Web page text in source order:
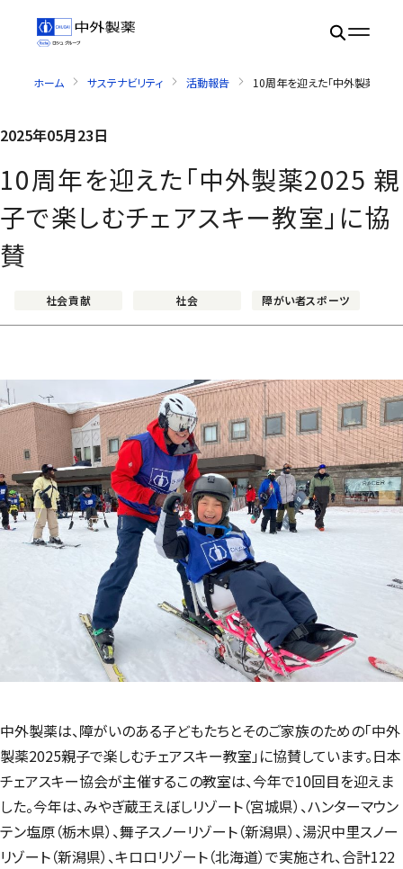
ホーム サステナビリティ 活動報告 10周年を迎えた「中外製薬
2025年05月23日
10周年を迎えた「中外製薬2025 親
子で楽しむチェアスキー教室」に協
賛
社会貢献 社会 障がい者スポーツ
中外製薬は、障がいのある子どもたちとそのご家族のための「中外
製薬2025親子で楽しむチェアスキー教室」に協賛しています。日本
チェアスキー協会が主催するこの教室は、今年で10回目を迎えま
した。今年は、みやぎ蔵王えぼしリゾート（宮城県）、ハンターマウン
テン塩原（栃木県）、舞子スノーリゾート（新潟県）、湯沢中里スノー
リゾート（新潟県）、キロロリゾート（北海道）で実施され、合計122